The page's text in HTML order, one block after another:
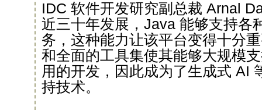
IDC 软件开发研究副总裁 Arnal
近三十年发展，Java 能够支持各
务，这种能力让该平台变得十分
和全面的工具集使其能够大规模
用的开发，因此成为了生成式 AI
持技术。